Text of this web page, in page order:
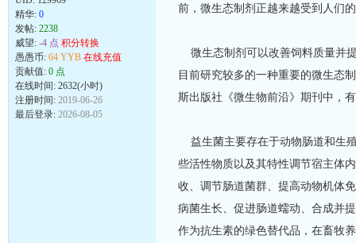
精华: 0
发帖: 2238
威望: -4 点 积分转换
愚愚币: 64 YYB 在线充值
贡献值: 0 点
在线时间: 2632(小时)
注册时间: 2019-06-26
最后登录: 2026-08-05
前，微生态制剂正越来越受到人们
微生态制剂可以改善饲料质量并
目前研究较多的一种重要的微生态
斯出版社《微生物前沿》期刊中，
益生菌主要存在于动物肠道和生
些活性物质以及其特性调节宿主体
收、调节肠道菌群、提高动物机体
病菌生长、促进肠道蠕动、合成并
作为抗生素的绿色替代品，在畜牧